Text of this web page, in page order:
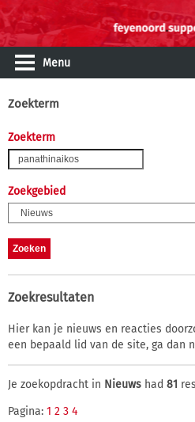
Menu
Zoekterm
Zoekterm
Zoekgebied
Zoekresultaten
Hier kan je nieuws en reacties
een bepaald lid van de site, ga dan
Je zoekopdracht in Nieuws had 81
Pagina: 1 2 3 4